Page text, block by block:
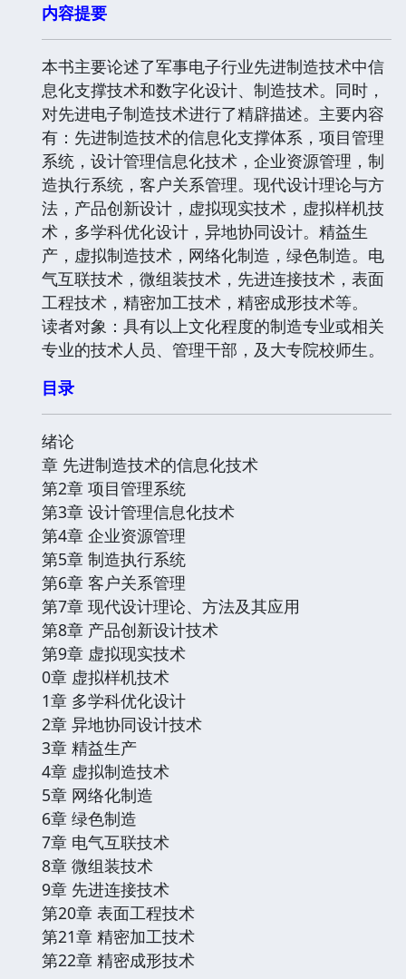
内容提要
本书主要论述了军事电子行业先进制造技术中信
息化支撑技术和数字化设计、制造技术。同时，
对先进电子制造技术进行了精辟描述。主要内容
有：先进制造技术的信息化支撑体系，项目管理
系统，设计管理信息化技术，企业资源管理，制
造执行系统，客户关系管理。现代设计理论与方
法，产品创新设计，虚拟现实技术，虚拟样机技
术，多学科优化设计，异地协同设计。精益生
产，虚拟制造技术，网络化制造，绿色制造。电
气互联技术，微组装技术，先进连接技术，表面
工程技术，精密加工技术，精密成形技术等。
读者对象：具有以上文化程度的制造专业或相关
专业的技术人员、管理干部，及大专院校师生。
目录
绪论
章 先进制造技术的信息化技术
第2章 项目管理系统
第3章 设计管理信息化技术
第4章 企业资源管理
第5章 制造执行系统
第6章 客户关系管理
第7章 现代设计理论、方法及其应用
第8章 产品创新设计技术
第9章 虚拟现实技术
0章 虚拟样机技术
1章 多学科优化设计
2章 异地协同设计技术
3章 精益生产
4章 虚拟制造技术
5章 网络化制造
6章 绿色制造
7章 电气互联技术
8章 微组装技术
9章 先进连接技术
第20章 表面工程技术
第21章 精密加工技术
第22章 精密成形技术